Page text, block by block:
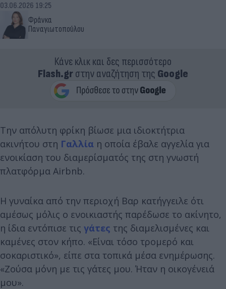
Φράνκα
Παναγιωτοπούλου
03.06.2026 19:25
Κάνε κλικ και δες περισσότερο
Flash.grστην αναζήτηση της Google
Την απόλυτη φρίκη βίωσε μια ιδιοκτήτρια
ακινήτου στη Γαλλία η οποία έβαλε αγγελία για
ενοικίαση του διαμερίσματός της στη γνωστή
πλατφόρμα Airbnb.
Η γυναίκα από την περιοχή Βαρ κατήγγειλε ότι
αμέσως μόλις ο ενοικιαστής παρέδωσε το ακίνητο,
η ίδια εντόπισε τις γάτες της διαμελισμένες και
καμένες στον κήπο. «Είναι τόσο τρομερό και
σοκαριστικό», είπε στα τοπικά μέσα ενημέρωσης.
«Ζούσα μόνη με τις γάτες μου. Ήταν η οικογένειά
μου».